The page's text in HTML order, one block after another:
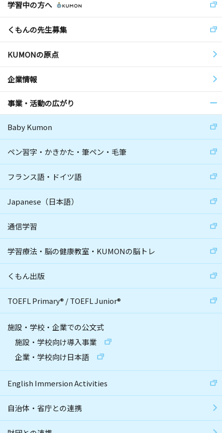
学習中の方へ
くもんの先生募集
KUMONの原点
企業情報
事業・活動の広がり
Baby Kumon
ペン習字・かきかた・筆ペン・毛筆
フランス語・ドイツ語
Japanese（日本語）
通信学習
学習療法・脳の健康教室・KUMONの脳トレ
くもん出版
TOEFL Primary® /TOEFL Junior®
施設・学校・企業での公文式
施設・学校向け導入事業
企業・学校向け日本語
English Immersion Activities
自治体・省庁との連携